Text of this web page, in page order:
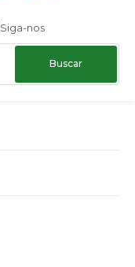
Siga-nos